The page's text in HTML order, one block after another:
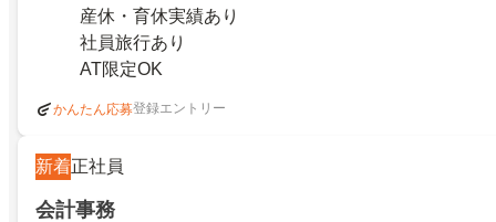
産休・育休実績あり
社員旅行あり
AT限定OK
かんたん応募登録エントリー
新着正社員
会計事務